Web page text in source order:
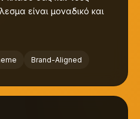
είναι μοναδικό και
Brand-Aligned